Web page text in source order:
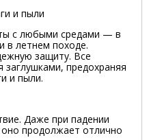
и пыли
с любыми средами — в
в летнем походе.
защиту. Все
предохраняя
и пыли.
Даже при падении
продолжает отлично